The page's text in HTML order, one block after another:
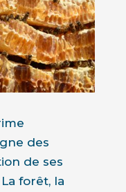
des
de ses
forêt, la